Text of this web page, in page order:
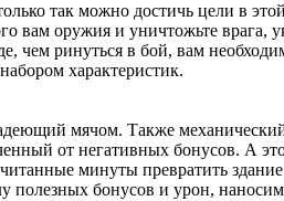
так можно достичь цели в
вам оружия и уничтожьте врага,
ринуться в бой, вам
характеристик.
мячом. Также
от негативных бонусов. А
минуты превратить
полезных бонусов и урон,